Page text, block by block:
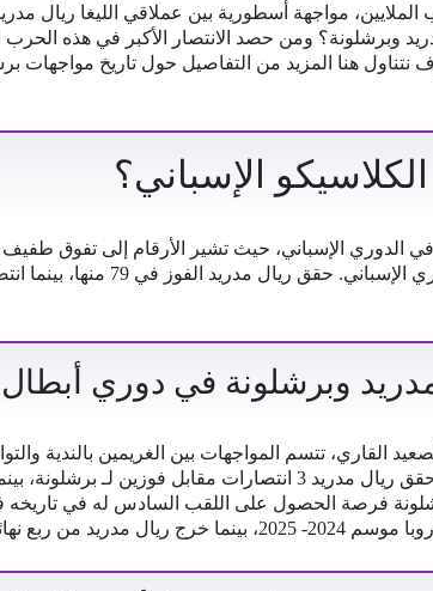
الملايين، مواجهة أسطورية بين عملاقي الليغا ريال
وبرشلونة؟ ومن حصد الانتصار الأكبر في هذه
نتناول هنا المزيد من التفاصيل حول تاريخ مواجهات
الإسباني؟
في الدوري الإسباني، حيث تشير الأرقام إلى تفوق
وبرشلونة في دوري أبطال
فرصة الحصول على اللقب السادس له في تاريخه
البطولة أمام ارسنال.